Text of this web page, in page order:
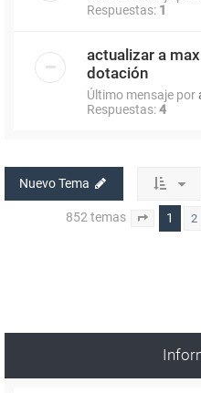
Respuestas: 1
actualizar a
dotación
Último mensaje por
Respuestas:4
Nuevo Tema
852 temas Página 1
1 2